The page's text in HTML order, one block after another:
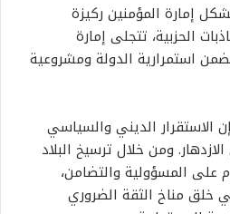
إمارة المؤمنين ركيزة
الحزبية، تتجلى إمارة
استمرارية الدولة ومشروعية
الاستقرار الديني والسياسي
ومن خلال ترسيخ البلاد
المسؤولية والتضامن،
خلق مناخ الثقة الضروري